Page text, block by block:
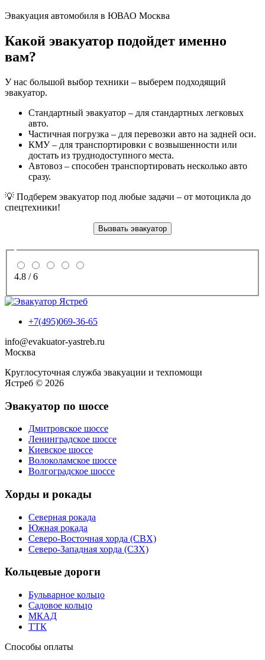
Эвакуация автомобиля в ЮВАО Москва
Какой эвакуатор подойдет именно
вам?
У нас большой выбор техники – выберем подходящий
эвакуатор.
Стандартный эвакуатор – для стандартных легковых
авто.
Частичная погрузка – для перевозки авто на задней оси.
КМУ – для транспортировки с возвышенности или
достать из труднодоступного места.
Автовоз – способен транспортировать несколько авто
сразу.
💡 Подберем эвакуатор под любые задачи – от мотоцикла до
спецтехники!
Вызвать эвакуатор
4.8 /6
+7(495)069-36-65
info@evakuator-yastreb.ru
Москва
Круглосуточная служба эвакуации и техпомощи
Ястреб © 2026
Эвакуатор по шоссе
Дмитровское шоссе
Ленинградское шоссе
Киевское шоссе
Волоколамское шоссе
Волгоградское шоссе
Хорды и рокады
Северная рокада
Южная рокада
Северо-Восточная хорда (СВХ)
Северо-Западная хорда (СЗХ)
Кольцевые дороги
Бульварное кольцо
Садовое кольцо
МКАД
ТТК
Способы оплаты